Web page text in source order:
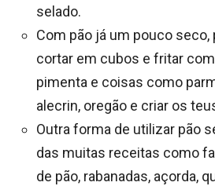
selado.
Com pão já um pouco
cortar em cubos e fritar
pimenta e coisas como
alecrin, oregão e criar os
Outra forma de utilizar pão
das muitas receitas como
de pão, rabanadas, açorda,